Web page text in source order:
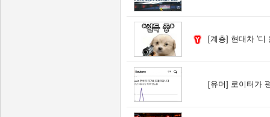
[계층] 현대차 '디
[유머] 로이터가